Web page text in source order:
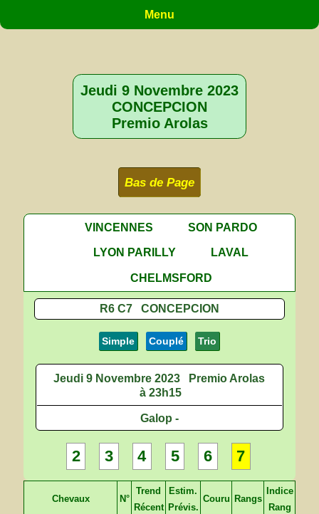
Menu
Jeudi 9 Novembre 2023
CONCEPCION
Premio Arolas
Bas de Page
VINCENNES
SON PARDO
LYON PARILLY
LAVAL
CHELMSFORD
R6 C7 CONCEPCION
Simple Couplé Trio
Jeudi 9 Novembre 2023
Premio Arolas
à 23h15
Galop -
2 3 4 5 6 7
Chevaux N°
Trend
Récent
Estim.
Prévis.
Couru Rangs
Indice
Rang